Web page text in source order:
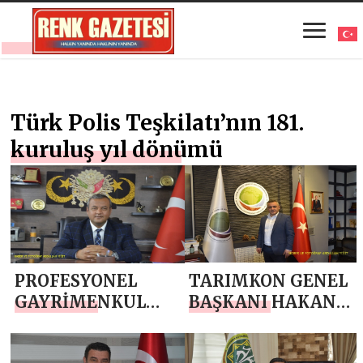
Türk Polis Teşkilatı’nın 181.
kuruluş yıl dönümü
PROFESYONEL
GAYRİMENKUL
ÇANAKKALE BİGA
TARIMKON GENEL
BAŞKANI HAKAN
NİSAN POLİS